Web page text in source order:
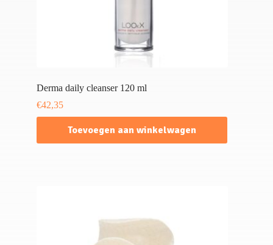
Derma daily cleanser 120 ml
€42,35
Toevoegen aan winkelwagen